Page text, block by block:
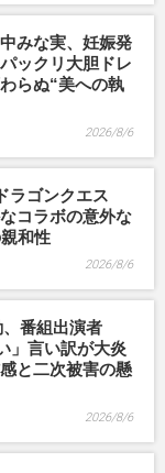
みな実、妊娠発
ックリ大胆ドレ
らぬ“美への執
2026/8/6
ラゴンクエス
コラボの意外な
和性
2026/8/6
番組出演者
」言い訳が大炎
と二次被害の懸
2026/8/6